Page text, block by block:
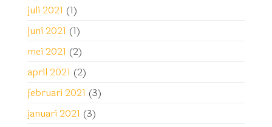
juli 2021 (1)
juni 2021 (1)
mei 2021 (2)
april 2021 (2)
februari 2021 (3)
januari 2021 (3)